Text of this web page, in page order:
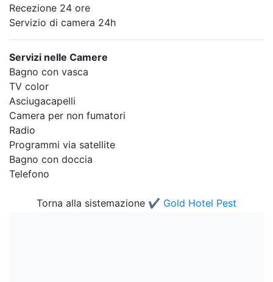
Recezione 24 ore
Servizio di camera 24h
Servizi nelle Camere
Bagno con vasca
TV color
Asciugacapelli
Camera per non fumatori
Radio
Programmi via satellite
Bagno con doccia
Telefono
Torna alla sistemazione ✔️ Gold Hotel Pest